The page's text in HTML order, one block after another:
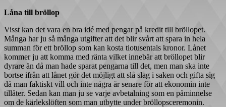
Låna till bröllop
Visst kan det vara en bra idé med pengar på kredit till bröllopet.
Många har ju så många utgifter att det blir svårt att spara in hela
summan för ett bröllop som kan kosta tiotusentals kronor. Lånet
kommer ju att komma med ränta vilket innebär att bröllopet blir
dyrare än då man hade sparat pengarna till det, men man ska inte
bortse ifrån att lånet gör det möjligt att slå slag i saken och gifta sig
då man faktiskt vill och inte några år senare för att ekonomin inte
tillåter. Sedan kan man ju se varje avbetalning som en påminnelse
om de kärlekslöften som man utbytte under bröllopsceremonin.